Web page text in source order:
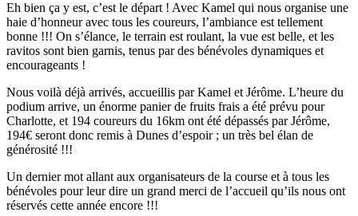
Eh bien ça y est, c’est le départ ! Avec Kamel qui nous organise une
haie d’honneur avec tous les coureurs, l’ambiance est tellement
bonne !!! On s’élance, le terrain est roulant, la vue est belle, et les
ravitos sont bien garnis, tenus par des bénévoles dynamiques et
encourageants !
Nous voilà déjà arrivés, accueillis par Kamel et Jérôme. L’heure du
podium arrive, un énorme panier de fruits frais a été prévu pour
Charlotte, et 194 coureurs du 16km ont été dépassés par Jérôme,
194€ seront donc remis à Dunes d’espoir ; un très bel élan de
générosité !!!
Un dernier mot allant aux organisateurs de la course et à tous les
bénévoles pour leur dire un grand merci de l’accueil qu’ils nous ont
réservés cette année encore !!!